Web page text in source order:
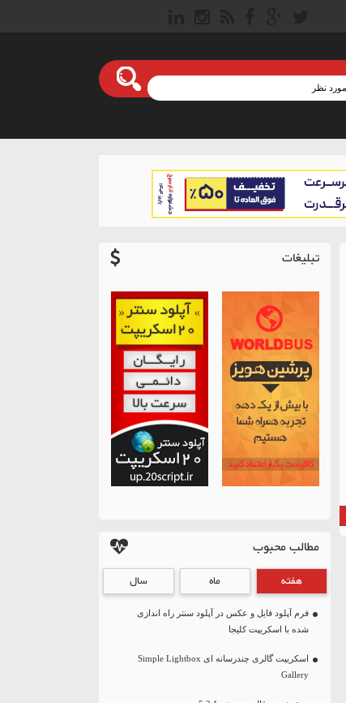
تبلیغات
مطالب محبوب
هفته ماه سال
فرم آپلود فایل و عکس در آپلود سنتر راه اندازی
شده با اسکریپت کلیجا
اسکریپت گالری چندرسانه ای Simple Lightbox
Gallery